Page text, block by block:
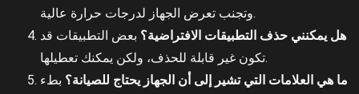
وتجنب تعرض الجهاز لدرجات حرارة عالية.
هل يمكنني حذف التطبيقات الافتراضية؟ بعض التطبيقات قد
تكون غير قابلة للحذف، ولكن يمكنك تعطيلها.
ما هي العلامات التي تشير إلى أن الجهاز يحتاج للصيانة؟ بطء